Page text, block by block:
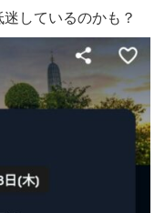
しているのかも？